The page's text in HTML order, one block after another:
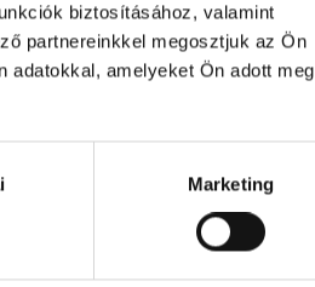
biztosításához, valamint
partnereinkkel megosztjuk az Ön
adatokkal, amelyeket Ön adott meg
Marketing